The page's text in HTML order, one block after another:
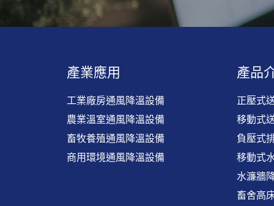
產業應用
工業廠房通風降溫設備
農業溫室通風降溫設備
畜牧養殖通風降溫設備
商用環境通風降溫設備
產品
正壓式
移動式
負壓式
移動式
水濂牆
畜舍高